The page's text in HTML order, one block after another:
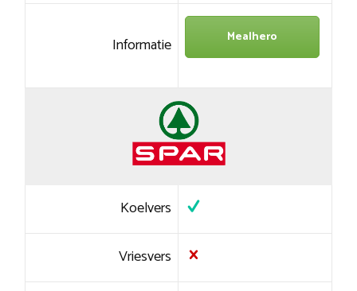
Informatie Mealhero
Koelvers
Vriesvers